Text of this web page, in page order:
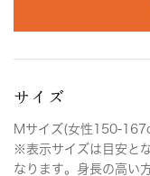
サイズ
Mサイズ(女性150-
※表示サイズは目安と
なります。身長の高い